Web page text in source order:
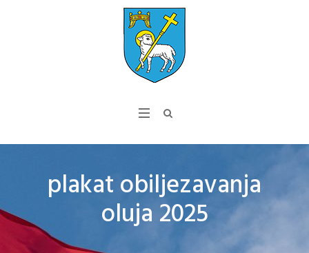
plakat obiljezavanja
oluja 2025